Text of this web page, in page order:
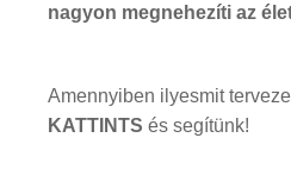
nagyon megnehezíti az
Amennyiben ilyesmit
KATTINTS és segítünk!